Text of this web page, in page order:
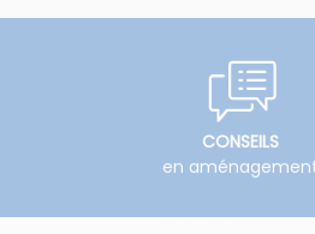
CONSEILS
en